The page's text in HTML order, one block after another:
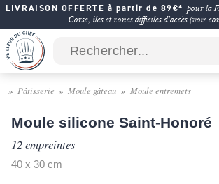
LIVRAISON OFFERTE à partir de 89€* pour la
Corse, îles et zones difficiles d'accès (voir
Pâtisserie Moule gâteau Moule entremets
Moule silicone Saint-Honoré
12 empreintes
40 x 30 cm